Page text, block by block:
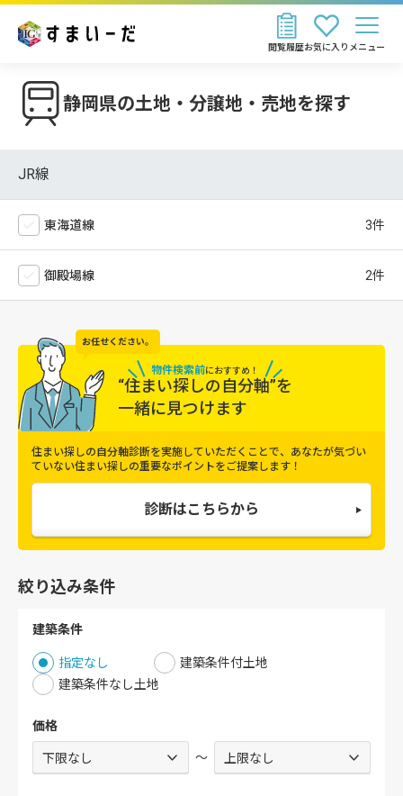
お気に入り
閲覧履歴 メニュー
静岡県の土地・分譲地・売地を探す
JR線
東海道線
御殿場線
お任せください。
物件検索前におすすめ！
“住まい探しの自分軸”を
一緒に見つけます
住まい探しの自分軸診断を実施していただくことで、 あなたが気づい
ていない住まい探しの重要なポイントをご提案します！
診断はこちらから
絞り込み条件
建築条件
指定なし
建築条件付土地
建築条件なし土地
価格
～